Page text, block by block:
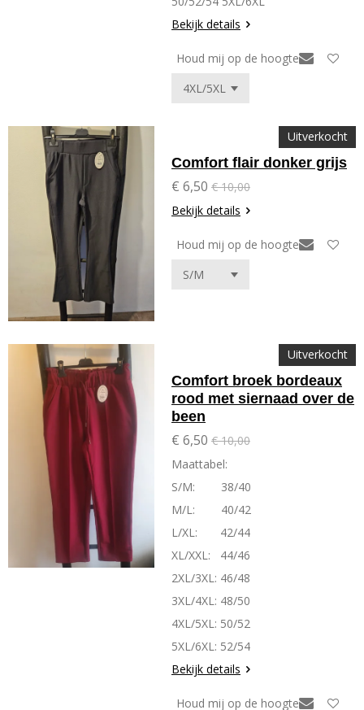
Bekijk details
Houd mij op de hoogte
Uitverkocht
Comfort flair donker grijs
€ 6,50 € 10,00
Bekijk details
Houd mij op de hoogte
Uitverkocht
Comfort broek bordeaux
rood met siernaad over de
been
€ 6,50 € 10,00
Maattabel:
S/M: 38/40
M/L: 40/42
L/XL: 42/44
XL/XXL: 44/46
2XL/3XL: 46/48
3XL/4XL: 48/50
4XL/5XL: 50/52
5XL/6XL: 52/54
Bekijk details
Houd mij op de hoogte